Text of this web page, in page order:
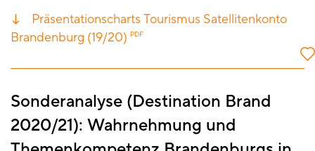
Präsentationscharts Tourismus Satellitenkonto
Brandenburg (19/20) PDF
Sonderanalyse (Destination Brand
2020/21): Wahrnehmung und